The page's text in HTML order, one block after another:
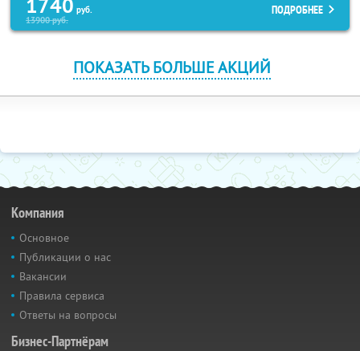
руб.
13900руб.
ПОДРОБНЕЕ
ПОКАЗАТЬ БОЛЬШЕ АКЦИЙ
Компания
Основное
Публикации о нас
Вакансии
Правила сервиса
Ответы на вопросы
Бизнес-Партнёрам